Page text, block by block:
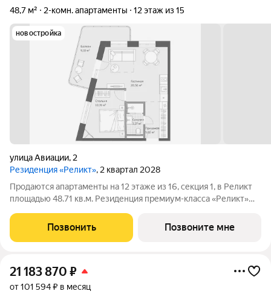
48,7 м²
2-комн. апартаменты 12 этаж из 15
новостройка
улица Авиации, 2
Резиденция «Реликт», 2 квартал 2028
Продаются апартаменты на 12 этаже из 16, секция 1, в Реликт
площадью 48.71 кв.м. Резиденция премиум-класса «Реликт»
центре города-курорта, вблизи Курортного бульвара и
Нарзанной галереи. Проект
Позвонить Позвоните мне
21 183 870 ₽
от 101 594 ₽ в месяц